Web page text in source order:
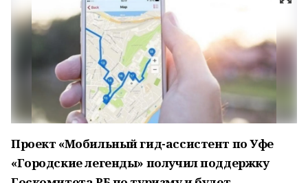
Проект «Мобильный гид-ассистент по Уфе
«Городские легенды» получил поддержку